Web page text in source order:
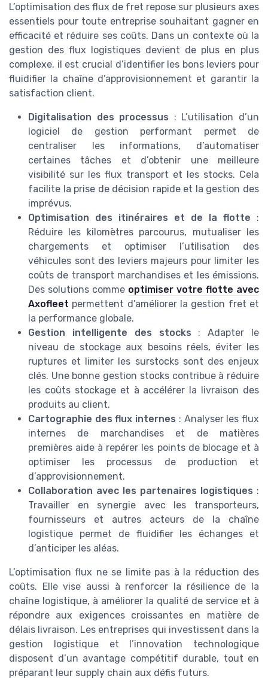
L’optimisation des flux de fret repose sur plusieurs axes
essentiels pour toute entreprise souhaitant gagner en
efficacité et réduire ses coûts. Dans un contexte où la
gestion des flux logistiques devient de plus en plus
complexe, il est crucial d’identifier les bons leviers pour
fluidifier la chaîne d’approvisionnement et garantir la
satisfaction client.
Digitalisation des processus : L’utilisation d’un
logiciel de gestion performant permet de
centraliser les informations, d’automatiser
certaines tâches et d’obtenir une meilleure
visibilité sur les flux transport et les stocks. Cela
facilite la prise de décision rapide et la gestion des
imprévus.
Optimisation des itinéraires et de la flotte :
Réduire les kilomètres parcourus, mutualiser les
chargements et optimiser l’utilisation des
véhicules sont des leviers majeurs pour limiter les
coûts de transport marchandises et les émissions.
Des solutions comme optimiser votre flotte avec
Axofleet permettent d’améliorer la gestion fret et
la performance globale.
Gestion intelligente des stocks : Adapter le
niveau de stockage aux besoins réels, éviter les
ruptures et limiter les surstocks sont des enjeux
clés. Une bonne gestion stocks contribue à réduire
les coûts stockage et à accélérer la livraison des
produits au client.
Cartographie des flux internes : Analyser les flux
internes de marchandises et de matières
premières aide à repérer les points de blocage et à
optimiser les processus de production et
d’approvisionnement.
Collaboration avec les partenaires logistiques :
Travailler en synergie avec les transporteurs,
fournisseurs et autres acteurs de la chaîne
logistique permet de fluidifier les échanges et
d’anticiper les aléas.
L’optimisation flux ne se limite pas à la réduction des
coûts. Elle vise aussi à renforcer la résilience de la
chaîne logistique, à améliorer la qualité de service et à
répondre aux exigences croissantes en matière de
délais livraison. Les entreprises qui investissent dans la
gestion logistique et l’innovation technologique
disposent d’un avantage compétitif durable, tout en
préparant leur supply chain aux défis futurs.